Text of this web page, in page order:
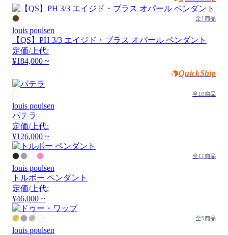
全1商品
louis poulsen
【QS】PH 3/3 エイジド・ブラス オパール ペンダント
定価/上代:
¥184,000 ~
QuickShip
全10商品
louis poulsen
パテラ
定価/上代:
¥126,000 ~
全17商品
louis poulsen
トルボー ペンダント
定価/上代:
¥46,000 ~
全5商品
louis poulsen